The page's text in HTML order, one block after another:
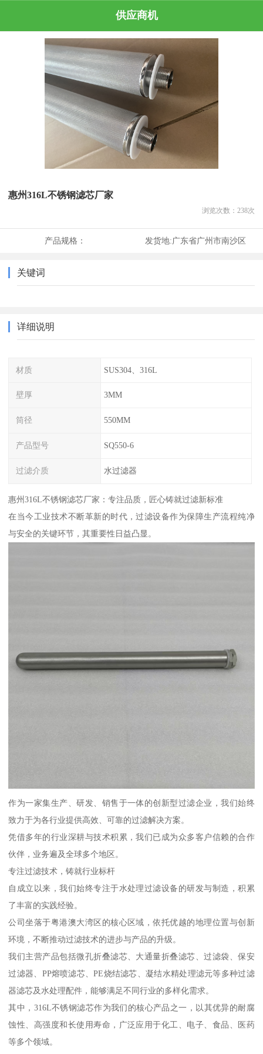
供应商机
惠州316L不锈钢滤芯厂家
浏览次数： 238次
产品规格： 发货地:广东省广州市南沙区
关键词
详细说明
材质 SUS304、316L
壁厚 3MM
筒径 550MM
产品型号 SQ550-6
过滤介质 水过滤器
惠州316L不锈钢滤芯厂家：专注品质，匠心铸就过滤新标准
在当今工业技术不断革新的时代，过滤设备作为保障生产流程纯净
与安全的关键环节，其重要性日益凸显。
作为一家集生产、研发、销售于一体的创新型过滤企业，我们始终
致力于为各行业提供高效、可靠的过滤解决方案。
凭借多年的行业深耕与技术积累，我们已成为众多客户信赖的合作
伙伴，业务遍及全球多个地区。
专注过滤技术，铸就行业标杆
自成立以来，我们始终专注于水处理过滤设备的研发与制造，积累
了丰富的实践经验。
公司坐落于粤港澳大湾区的核心区域，依托优越的地理位置与创新
环境，不断推动过滤技术的进步与产品的升级。
我们主营产品包括微孔折叠滤芯、大通量折叠滤芯、过滤袋、保安
过滤器、PP熔喷滤芯、PE烧结滤芯、凝结水精处理滤元等多种过滤
器滤芯及水处理配件，能够满足不同行业的多样化需求。
其中，316L不锈钢滤芯作为我们的核心产品之一，以其优异的耐腐
蚀性、高强度和长使用寿命，广泛应用于化工、电子、食品、医药
等多个领域。